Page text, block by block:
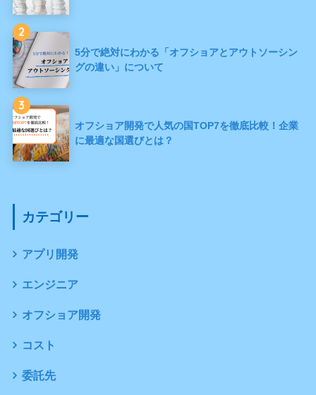
2
5分で絶対にわかる「オフショアとアウトソーシン
グの違い」について
3
オフショア開発で人気の国TOP7を徹底比較！企業
に最適な国選びとは？
カテゴリー
アプリ開発
エンジニア
オフショア開発
コスト
委託先